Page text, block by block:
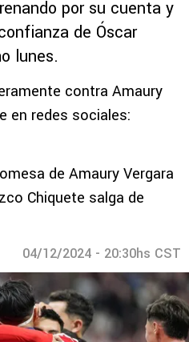
por su cuenta y
de Óscar
lunes.
contra Amaury
en redes sociales:
de Amaury Vergara
Chiquete salga de
04/12/2024 - 20:30hs CST